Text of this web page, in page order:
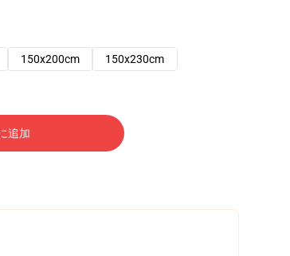
150x200cm 150x230cm
追加